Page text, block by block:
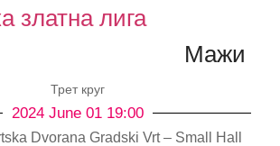
златна лига
Мажи
Трет круг
2024 June 01 19:00
Dvorana Gradski Vrt – Small Hall